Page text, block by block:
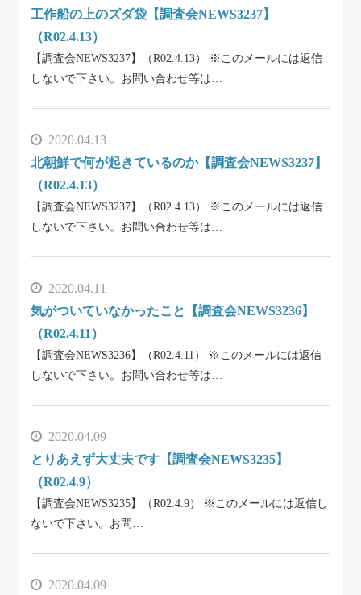
工作船の上のズダ袋【調査会NEWS3237】
（R02.4.13）
【調査会NEWS3237】（R02.4.13） ※このメールには返信
しないで下さい。お問い合わせ等は…
2020.04.13
北朝鮮で何が起きているのか【調査会NEWS3237】
（R02.4.13）
【調査会NEWS3237】（R02.4.13） ※このメールには返信
しないで下さい。お問い合わせ等は…
2020.04.11
気がついていなかったこと【調査会NEWS3236】
（R02.4.11）
【調査会NEWS3236】（R02.4.11） ※このメールには返信
しないで下さい。お問い合わせ等は…
2020.04.09
とりあえず大丈夫です【調査会NEWS3235】
（R02.4.9）
【調査会NEWS3235】（R02.4.9） ※このメールには返信し
ないで下さい。お問…
2020.04.09